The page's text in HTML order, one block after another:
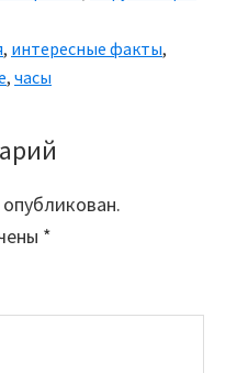
, интересные факты,
, часы
*